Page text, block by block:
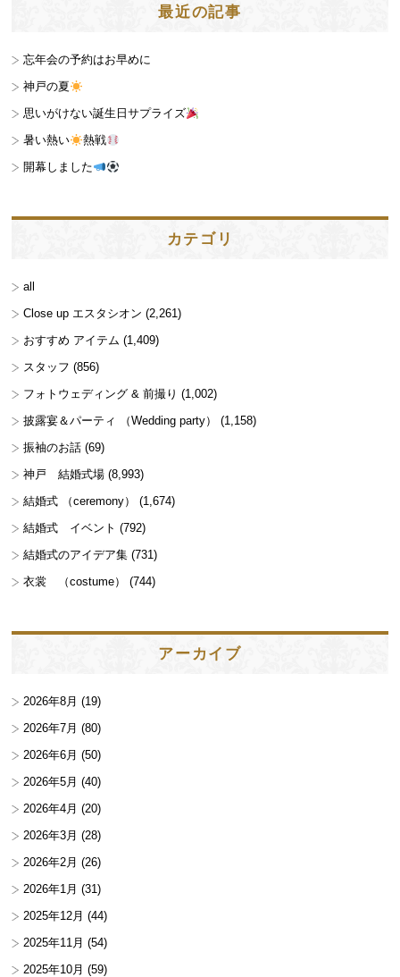
最近の記事
忘年会の予約はお早めに
神戸の夏
思いがけない誕生日サプライズ
暑い熱い
熱戦
開幕しました
カテゴリ
all
Close up エスタシオン (2,261)
おすすめ アイテム (1,409)
スタッフ (856)
フォトウェディング & 前撮り (1,002)
披露宴＆パーティ （Wedding party）
(1,158)
振袖のお話 (69)
神戸 結婚式場 (8,993)
結婚式 （ceremony）
(1,674)
結婚式 イベント (792)
結婚式のアイデア集 (731)
衣裳 （costume）
(744)
アーカイブ
2026年8月 (19)
2026年7月 (80)
2026年6月 (50)
2026年5月 (40)
2026年4月 (20)
2026年3月 (28)
2026年2月 (26)
2026年1月 (31)
2025年12月 (44)
2025年11月 (54)
2025年10月 (59)